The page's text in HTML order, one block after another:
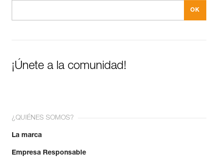
¡Únete a la comunidad!
¿QUIÉNES SOMOS?
La marca
Empresa Responsable